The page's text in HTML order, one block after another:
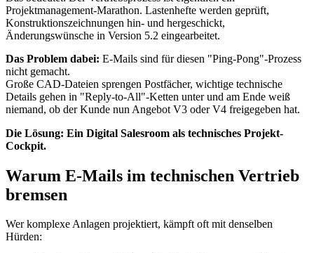
Projektmanagement-Marathon. Lastenhefte werden geprüft,
Konstruktionszeichnungen hin- und hergeschickt,
Änderungswünsche in Version 5.2 eingearbeitet.
Das Problem dabei: E-Mails sind für diesen "Ping-Pong"-Prozess
nicht gemacht.
Große CAD-Dateien sprengen Postfächer, wichtige technische
Details gehen in "Reply-to-All"-Ketten unter und am Ende weiß
niemand, ob der Kunde nun Angebot V3 oder V4 freigegeben hat.
Die Lösung: Ein Digital Salesroom als technisches Projekt-
Cockpit.
Warum E-Mails im technischen Vertrieb
bremsen
Wer komplexe Anlagen projektiert, kämpft oft mit denselben
Hürden: